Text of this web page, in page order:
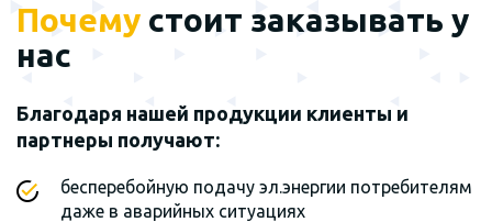
Почему стоит заказывать у
нас
Благодаря нашей продукции клиенты и
партнеры получают:
бесперебойную подачу эл.энергии потребителям
даже в аварийных ситуациях